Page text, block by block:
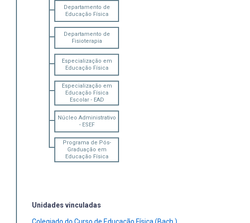
Departamento de
Educação Física
Departamento de
Fisioterapia
Especialização em
Educação Física
Especialização em
Educação Física
Escolar - EAD
Núcleo Administrativo
- ESEF
Programa de Pós-
Graduação em
Educação Física
Unidades vinculadas
Colegiado do Curso de Educação Física (Bach.)